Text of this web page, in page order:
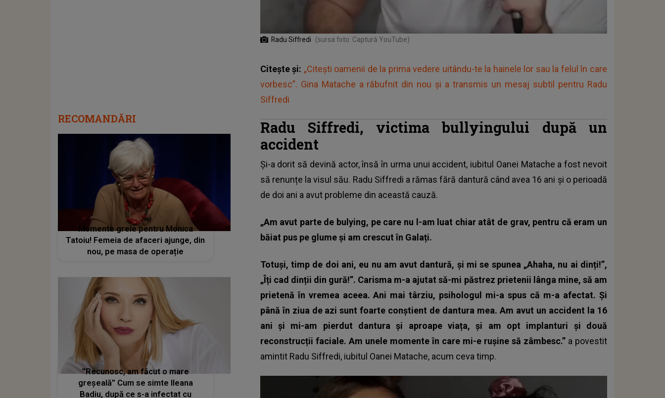
Radu Siffredi (sursa foto: Captură YouTube)
Citește și: „Citești oamenii de la prima vedere uitându-te la hainele lor sau la felul în care
vorbesc”. Gina Matache a răbufnit din nou și a transmis un mesaj subtil pentru Radu
Siffredi
Radu Siffredi, victima bullyingului după un
accident
Și-a dorit să devină actor, însă în urma unui accident, iubitul Oanei Matache a fost nevoit
să renunțe la visul său. Radu Siffredi a rămas fără dantură când avea 16 ani și o perioadă
de doi ani a avut probleme din această cauză.
„Am avut parte de bulying, pe care nu l-am luat chiar atât de grav, pentru că eram un
băiat pus pe glume și am crescut în Galați.
Totuși, timp de doi ani, eu nu am avut dantură, și mi se spunea „Ahaha, nu ai dinți!”,
„Îți cad dinții din gură!”. Carisma m-a ajutat să-mi păstrez prietenii lânga mine, să am
prietenă în vremea aceea. Ani mai târziu, psihologul mi-a spus că m-a afectat. Și
până în ziua de azi sunt foarte conștient de dantura mea. Am avut un accident la 16
ani și mi-am pierdut dantura și aproape viața, și am opt implanturi și două
reconstrucții faciale. Am unele momente în care mi-e rușine să zâmbesc.” a povestit
amintit Radu Siffredi, iubitul Oanei Matache, acum ceva timp.
RECOMANDĂRI
Momente grele pentru Monica
Tatoiu! Femeia de afaceri ajunge, din
nou, pe masa de operație
”Recunosc, am făcut o mare
greșeală” Cum se simte Ileana
Badiu, după ce s-a infectat cu